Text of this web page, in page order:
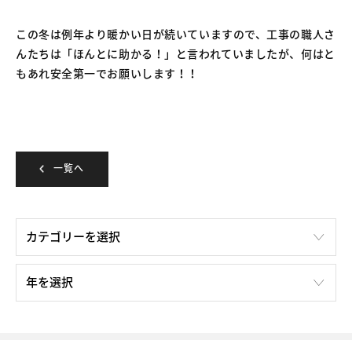
この冬は例年より暖かい日が続いていますので、工事の職人さ
んたちは「ほんとに助かる！」と言われていましたが、何はと
もあれ安全第一でお願いします！！
一覧へ